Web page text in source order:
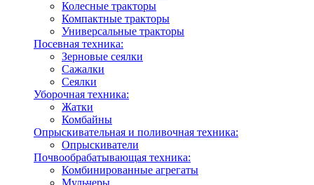
Колесные тракторы
Компактные тракторы
Универсальные тракторы
Посевная техника:
Зерновые сеялки
Сажалки
Сеялки
Уборочная техника:
Жатки
Комбайны
Опрыскивательная и поливочная техника:
Опрыскиватели
Почвообрабатывающая техника:
Комбинированные агрегаты
Мульчеры